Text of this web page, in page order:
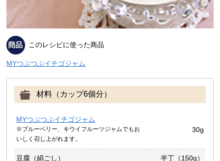
このレシピに使った商品
MYつぶつぶイチゴジャム
材料（カップ6個分）
MYつぶつぶイチゴジャム
※ブルーベリー、キウイフルーツジャムでもお
いしく召し上がれます。
30g
豆腐（絹ごし） 半丁（150g）